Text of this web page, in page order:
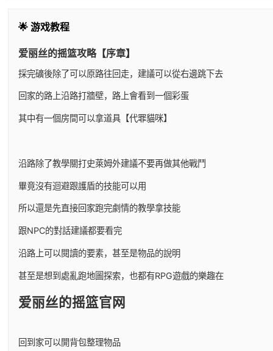
🌟 游戏教程
爱丽丝的摇篮攻略【序章】
採完礦後除了可以原路往回走，建議可以從右邊跳下去
回家的路上沿路打牆壁，路上會看到一個彩蛋
其中有一個房間可以拿道具【代罪貓咪】
沿路除了教學關打史萊姆外建議不要再做其他戰鬥
畢竟沒有迴避跟護盾的技能可以用
所以還是先直接回家跑完劇情的教學拿技能
跟NPC的對話建議都要看完
沿路上可以閱讀的要素，甚至是物品的說明
甚至是想到處亂跑地圖探索，也都有RPG遊戲的樂趣在
爱丽丝的摇篮官网
回到家可以開背包整理物品